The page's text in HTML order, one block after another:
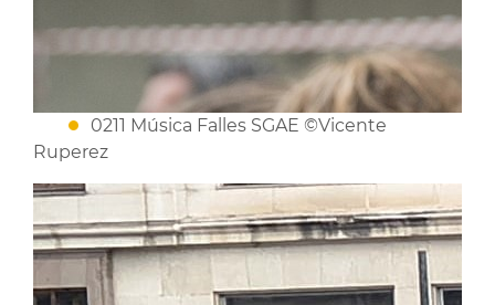
0211 Música Falles SGAE ©Vicente
Ruperez